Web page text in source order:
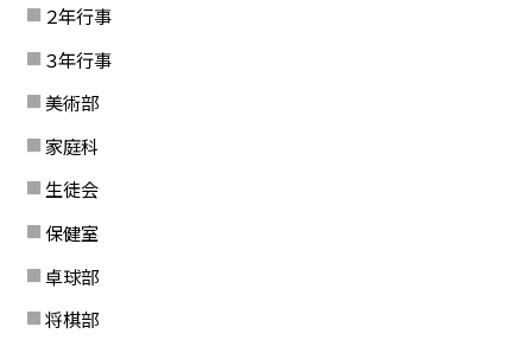
２年行事
３年行事
美術部
家庭科
生徒会
保健室
卓球部
将棋部